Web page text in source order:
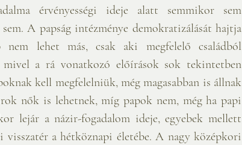
érvényességi ideje alatt semmikor sem
A papság intézménye demokratizálását hajtja
nem lehet más, csak aki megfelelő családból
mivel a rá vonatkozó előírások sok tekintetben
kell megfelelniük, még magasabban is állnak
nők is lehetnek, míg papok nem, még ha papi
lejár a názir-fogadalom ideje, egyebek mellett
a hétköznapi életébe. A nagy középkori